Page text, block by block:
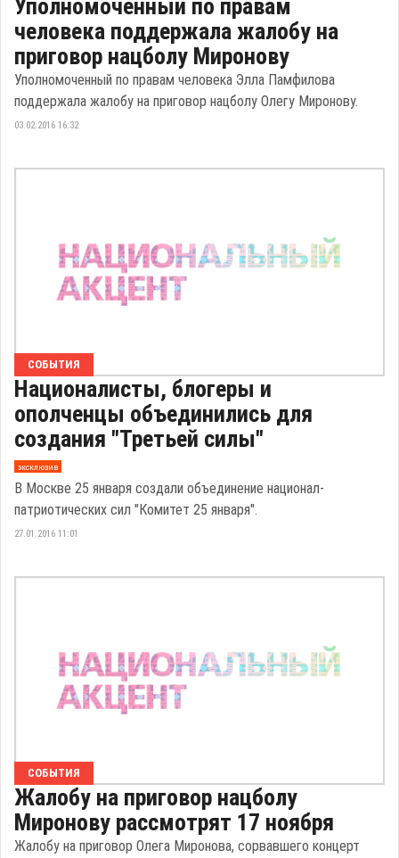
Уполномоченный по правам
человека поддержала жалобу на
приговор нацболу Миронову
Уполномоченный по правам человека Элла Памфилова
поддержала жалобу на приговор нацболу Олегу Миронову.
03.02.2016 16:32
СОБЫТИЯ
Националисты, блогеры и
ополченцы объединились для
создания "Третьей силы"
эксклюзив
В Москве 25 января создали объединение национал-
патриотических сил "Комитет 25 января".
27.01.2016 11:01
СОБЫТИЯ
Жалобу на приговор нацболу
Миронову рассмотрят 17 ноября
Жалобу на приговор Олега Миронова, сорвавшего концерт